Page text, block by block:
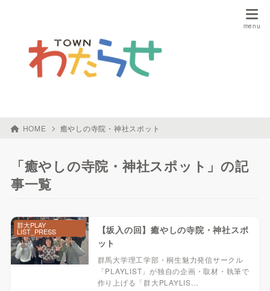
HOME 癒やしの寺院・神社スポット
「癒やしの寺院・神社スポット」の記
事一覧
【坂入の回】癒やしの寺院・神社スポ
ット
群馬大学理工学部・桐生魅力発信サークル
「PLAYLIST」が独自の企画・取材・執筆で
作り上げる「群大PLAYLIS…
群大PLAY
LIST_PRESS